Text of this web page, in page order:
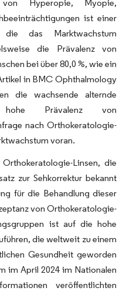
Hyperopie, Myopie,
ist einer
das Marktwachstum
die Prävalenz von
bei über 80,0 %, wie ein
in BMC Ophthalmology
die wachsende alternde
Prävalenz von
nach Orthokeratologie-
voran.
Linsen, die
zur Sehkorrektur bekannt
für die Behandlung dieser
von Orthokeratologie-
ist auf die hohe
die weltweit zu einem
Gesundheit geworden
im April 2024 im Nationalen
veröffentlichten